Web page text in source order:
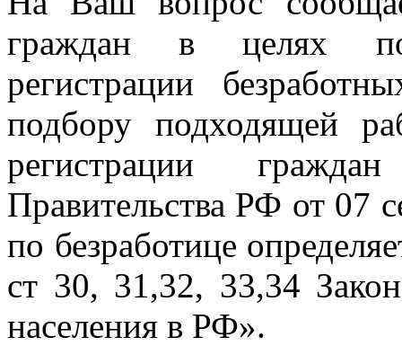
граждан в целях
регистрации
подбору подходящей
регистрации
Правительства РФ от 07
по безработице
ст 30, 31,32, 33,34
населения в РФ».